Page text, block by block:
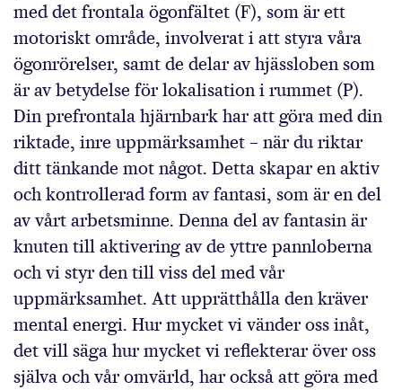
med det frontala ögonfältet (F), som är ett
motoriskt område, involverat i att styra våra
ögonrörelser, samt de delar av hjässloben som
är av betydelse för lokalisation i rummet (P).
Din prefrontala hjärnbark har att göra med din
riktade, inre uppmärksamhet – när du riktar
ditt tänkande mot något. Detta skapar en aktiv
och kontrollerad form av fantasi, som är en del
av vårt arbetsminne. Denna del av fantasin är
knuten till aktivering av de yttre pannloberna
och vi styr den till viss del med vår
uppmärksamhet. Att upprätthålla den kräver
mental energi. Hur mycket vi vänder oss inåt,
det vill säga hur mycket vi reflekterar över oss
själva och vår omvärld, har också att göra med